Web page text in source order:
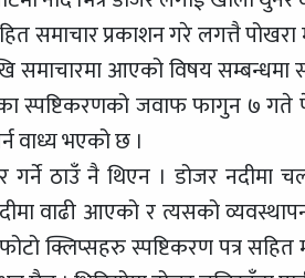
समाचार प्रकाशन गरे लगत्तै
समाचारमा आएको विषय सम्बन्धमा
स्पष्टिकरणको जवाफ फागुन ७
वाध्य भएको छ ।
ठाउँ नै थिएन । डोजर नदीमा
वाढी आएको र त्यसको
क्लिप्सहरु स्पष्टिकरण पत्र